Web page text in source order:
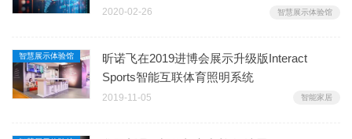
2020-02-26 智慧展示体验馆
智慧展示体验馆
昕诺飞在2019进博会展示升级版Interact
Sports智能互联体育照明系统
2019-11-05 智能家居